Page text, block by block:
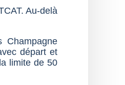
Au-delà
Champagne
départ et
limite de 50